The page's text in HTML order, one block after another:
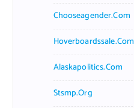
Chooseagender.com
Hoverboardssale.com
Alaskapolitics.com
Stsmp.org